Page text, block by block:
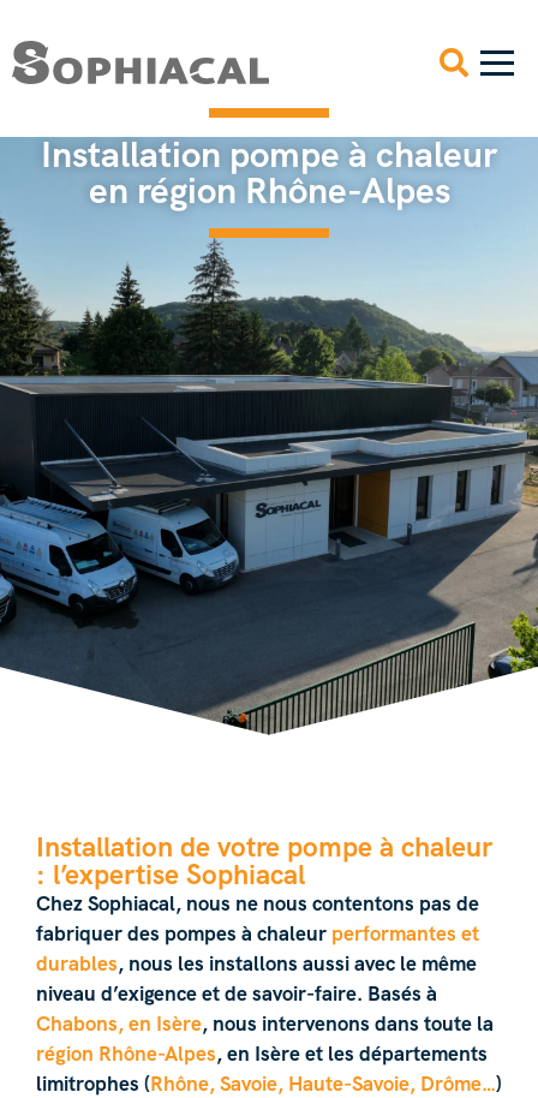
Installation pompe à chaleur
en région Rhône-Alpes
Installation de votre pompe à chaleur
: l’expertise Sophiacal
ChezSophiacal, nous ne nous contentons pas de
fabriquer des pompes à chaleur performantes et
durables, nous les installons aussi avec le même
niveau d’exigence et de savoir-faire. Basés à
Chabons, en Isère, nous intervenons dans toute la
région Rhône-Alpes, en Isère et les départements
limitrophes (Rhône, Savoie, Haute-Savoie, Drôme…)